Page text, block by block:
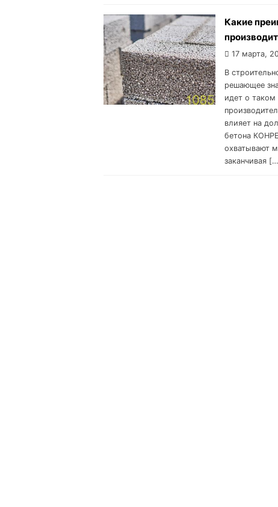
Какие
17 марта,
В
решающее
идет о
влияет на
бетона
охватывают
заканчивая